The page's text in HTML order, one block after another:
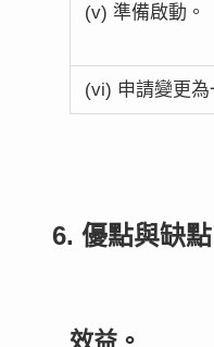
(v) 準備啟動。
(vi) 申請變更為
6. 優點與缺點
效益。